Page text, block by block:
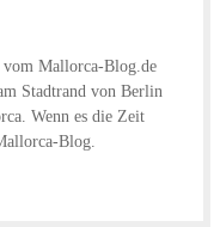
vom Mallorca-Blog.de
Stadtrand von Berlin
Wenn es die Zeit
Blog.